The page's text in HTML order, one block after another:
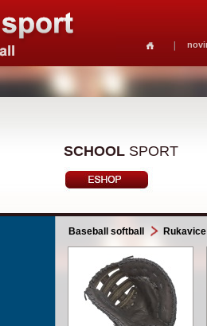
SCHOOL SPORT
Baseball softball